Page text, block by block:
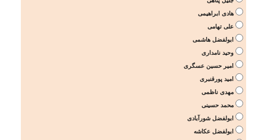
هادی ابراهیمی
علی تهامی
ابولفضل هاشمی
وحید نامداری
امیر حسین عسگری
امید پورقنبری
مهدی ناظمی
محمد حسینی
ابولفضل شورآبادی
ابولفضل عکاشه